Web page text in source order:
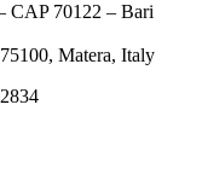
CAP 70122 – Bari
Matera, Italy